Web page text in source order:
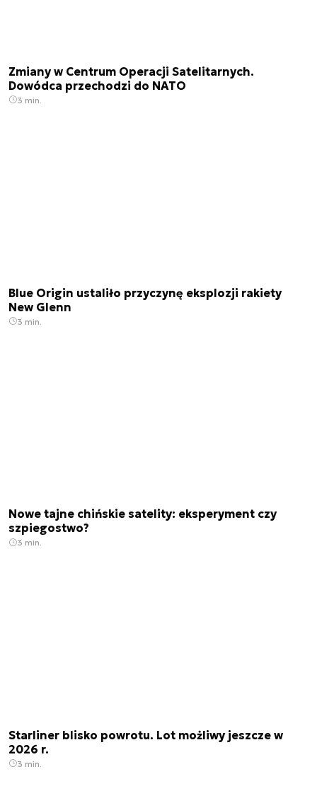
Zmiany w Centrum Operacji Satelitarnych.
Dowódca przechodzi do NATO
3 min.
Blue Origin ustaliło przyczynę eksplozji rakiety
New Glenn
3 min.
Nowe tajne chińskie satelity: eksperyment czy
szpiegostwo?
3 min.
Starliner blisko powrotu. Lot możliwy jeszcze w
2026 r.
3 min.